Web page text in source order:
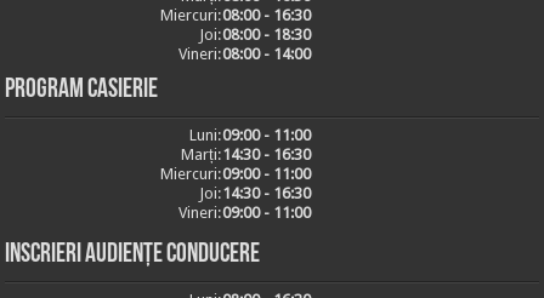
Miercuri:08:00 - 16:30
Joi:08:00 - 18:30
Vineri:08:00 - 14:00
Program casierie
Luni:09:00 - 11:00
Marți:14:30 - 16:30
Miercuri:09:00 - 11:00
Joi:14:30 - 16:30
Vineri:09:00 - 11:00
Inscrieri audiențe conducere